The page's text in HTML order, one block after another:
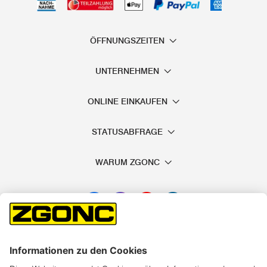
Wasserpumpe achten?
SchwimmbeckenoderPoolzu pumpen, dann sollten
, um sicherzugehen, dass eine akku-
Pumpe leerpumpen?
Wie viel möchten Sie für die Akku Pumpe ausgeben?
Akku-Gartenpumpen bei ZGONC kaufen
Akku Gartenpumpen können Sie bei ZGONC
sich um eine Art Wasserpumpe, mit der Sie Wasser aus
ÖFFNUNGSZEITEN
UNTERNEHMEN
ONLINE EINKAUFEN
STATUSABFRAGE
WARUM ZGONC